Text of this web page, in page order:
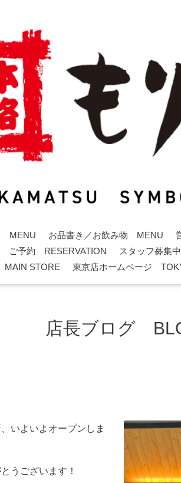
MENU お品書き／お飲み物 MENU
ご予約 RESERVATION スタッフ募集
STORE
東京店ホームページ
店長ブログ
いよいよオープンしま
うございます！